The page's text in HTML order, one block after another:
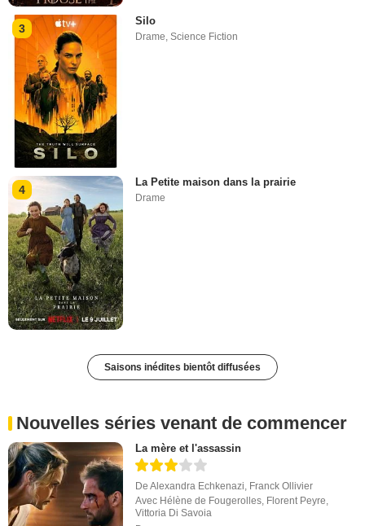
3
Silo
Drame,Science Fiction
4
La Petite maison dans la prairie
Drame
Saisons inédites bientôt diffusées
Nouvelles séries venant de commencer
La mère et l'assassin
DeAlexandra Echkenazi Franck Ollivier
Avec Hélène de Fougerolles Florent Peyre
Vittoria Di Savoia